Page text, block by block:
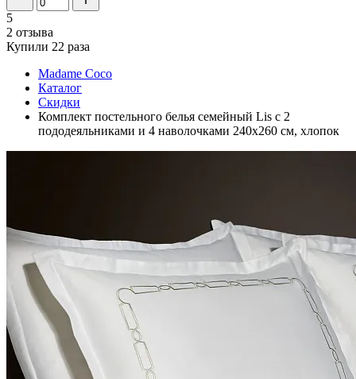
5
2 отзыва
Купили 22 раза
Madame Coco
Каталог
Скидки
Комплект постельного белья семейный Lis с 2
пододеяльниками и 4 наволочками 240х260 см, хлопок